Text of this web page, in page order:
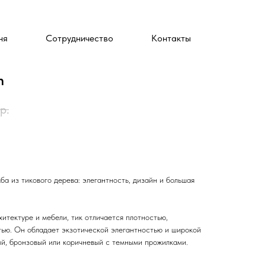
Сотрудничество Контакты
р.
из тикового дерева: элегантность, дизайн и большая
и мебели, тик отличается плотностью,
Он обладает экзотической элегантностью и широкой
бронзовый или коричневый с темными прожилками.